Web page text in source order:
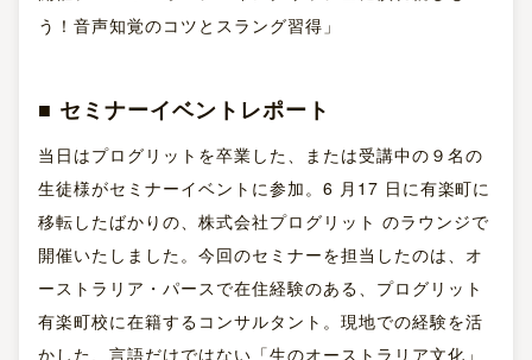
う！音声知覚のコツとスラング習得」
■ セミナーイベントレポート
当日はプログリットを卒業した、または受講中の９名の
生徒様がセミナーイベントに参加。6 月17 日に有楽町に
移転したばかりの、株式会社プログリット のラウンジで
開催いたしました。今回のセミナーを担当したのは、オ
ーストラリア・パースで在住経験のある、プログリット
有楽町校に在籍するコンサルタント。現地での経験を活
かした、言語だけではない「生のオーストラリア文化」